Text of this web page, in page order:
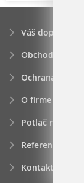
Váš dopyt
Obchodné
Ochrana
O firme
Potlač
Referencie
Kontakt